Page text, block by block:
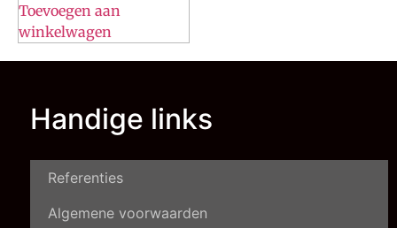
Toevoegen aan
winkelwagen
Handige links
Referenties
Algemene voorwaarden